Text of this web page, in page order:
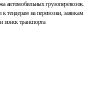
автомобильных грузоперевозок.
к тендерам на перевозки, заявкам
поиск транспорта